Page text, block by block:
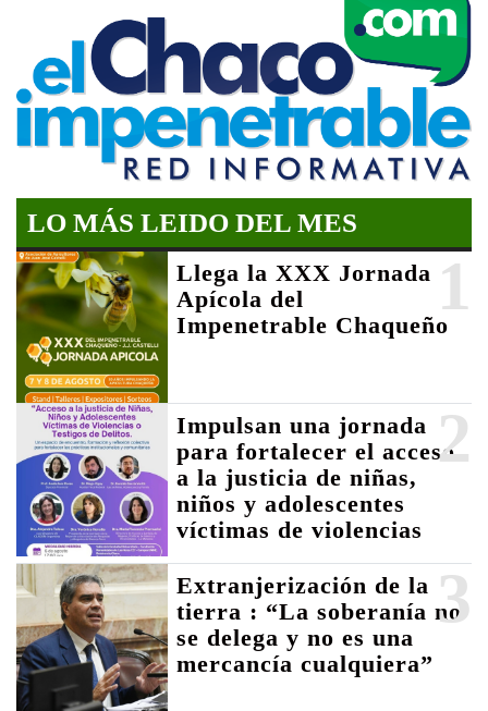
LO MÁS LEIDO DEL MES
1
Llega la XXX Jornada
Apícola del
Impenetrable Chaqueño
2
Impulsan una jornada
para fortalecer el acceso
a la justicia de niñas,
niños y adolescentes
víctimas de violencias
3
Extranjerización de la
tierra : “La soberanía no
se delega y no es una
mercancía cualquiera”